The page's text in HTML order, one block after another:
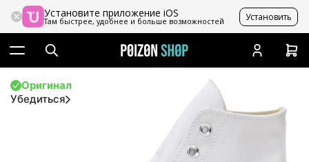
Установите приложение iOS
Там быстрее, удобнее и больше возможностей Установить
Оригинал
Убедиться